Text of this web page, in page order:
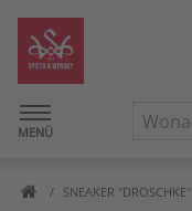
MENÜ
SNEAKER "DROSCHKE"